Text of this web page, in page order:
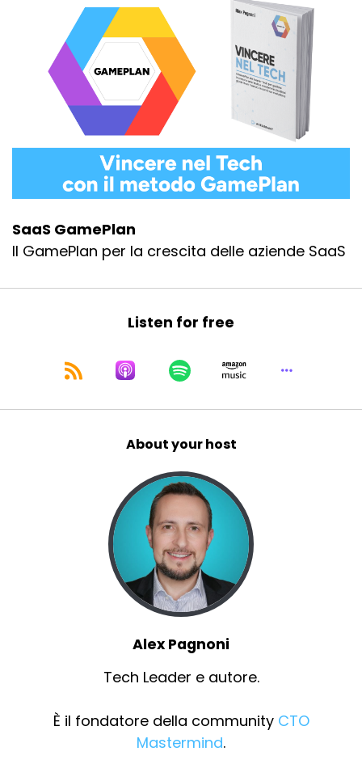
SaaS GamePlan
Il GamePlan per la crescita delle aziende SaaS
Listen for free
About your host
Alex Pagnoni
Tech Leader e autore.
È il fondatore della community CTO
Mastermind.